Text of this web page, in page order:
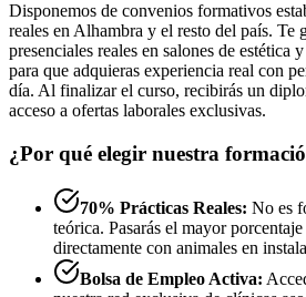
Disponemos de convenios formativos
reales en Alhambra y el resto del país. Te
presenciales reales en salones de estética
para que adquieras experiencia real con
día. Al finalizar el curso, recibirás un
acceso a ofertas laborales exclusivas.
¿Por qué elegir nuestra
70% Prácticas Reales: No es
teórica. Pasarás el mayor
directamente con animales en
Bolsa de Empleo Activa: